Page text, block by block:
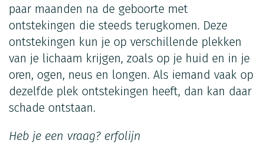
paar maanden na de geboorte met
ontstekingen die steeds terugkomen. Deze
ontstekingen kun je op verschillende plekken
van je lichaam krijgen, zoals op je huid en in je
oren, ogen, neus en longen. Als iemand vaak op
dezelfde plek ontstekingen heeft, dan kan daar
schade ontstaan.
Heb je een vraag? erfolijn